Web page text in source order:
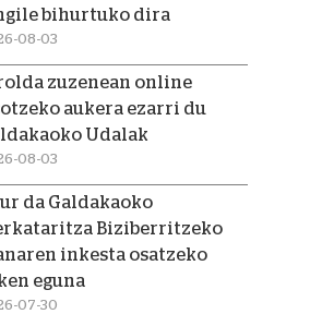
bihurtuko dira
08-03
zuzenean online
aukera ezarri du
Udalak
08-03
da Galdakaoko
Biziberritzeko
inkesta osatzeko
eguna
07-30